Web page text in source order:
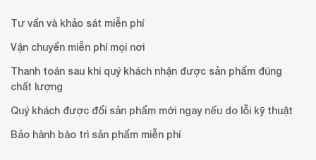
Tư vấn và khảo sát miễn phí
Vận chuyển miễn phí mọi nơi
Thanh toán sau khi quý khách nhận được sản phẩm đúng
chất lượng
Quý khách được đổi sản phẩm mới ngay nếu do lỗi kỹ thuật
Bảo hành bào trì sản phẩm miễn phí